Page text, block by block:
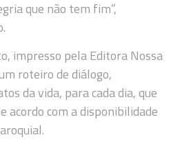
que não tem fim”,
impresso pela Editora Nossa
roteiro de diálogo,
da vida, para cada dia, que
acordo com a disponibilidade